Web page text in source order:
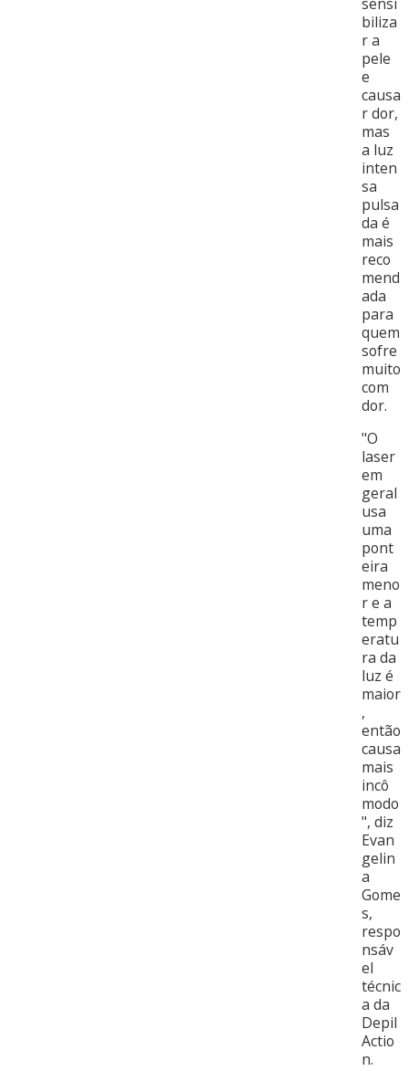
sensi
biliza
r a
pele
e
causa
r dor,
mas
a luz
inten
sa
pulsa
da é
mais
reco
mend
ada
para
quem
sofre
muito
com
dor.
"O
laser
em
geral
usa
uma
pont
eira
meno
r e a
temp
eratu
ra da
luz é
maior
,
então
causa
mais
incô
modo
", diz
Evan
gelin
a
Gome
s,
respo
nsáv
el
técnic
a da
Depil
Actio
n.